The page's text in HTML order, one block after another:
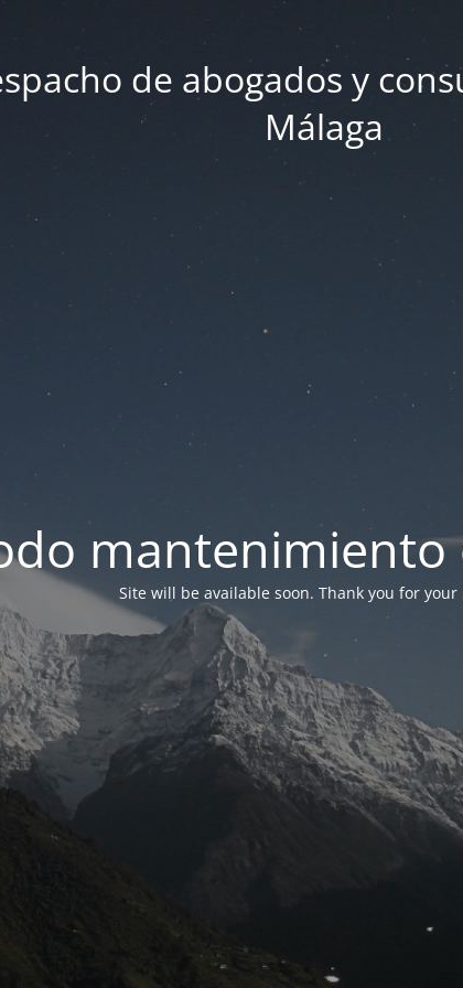
de abogados y
Málaga
mantenimiento
Site will be available soon. Thank you for your